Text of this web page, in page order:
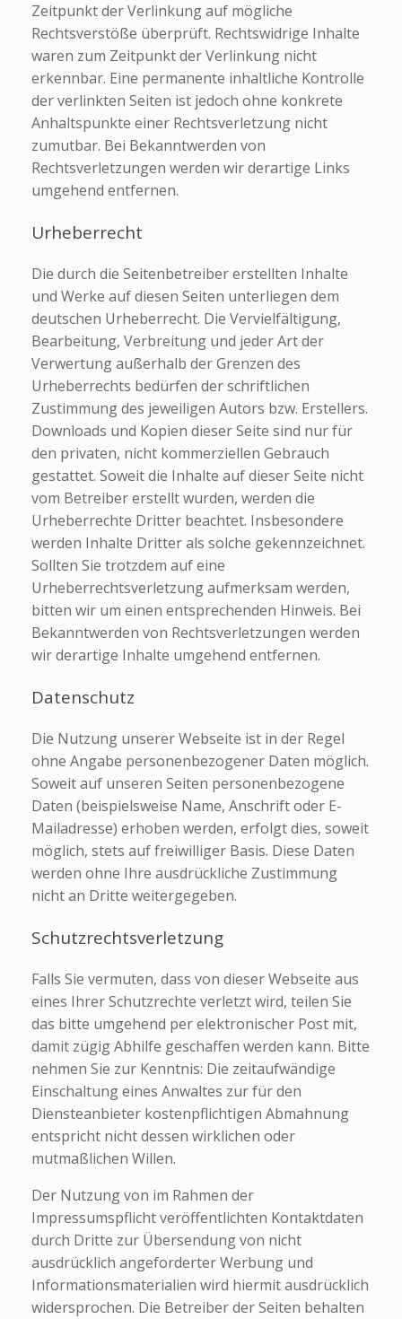
Zeitpunkt der Verlinkung auf mögliche
Rechtsverstöße überprüft. Rechtswidrige Inhalte
waren zum Zeitpunkt der Verlinkung nicht
erkennbar. Eine permanente inhaltliche Kontrolle
der verlinkten Seiten ist jedoch ohne konkrete
Anhaltspunkte einer Rechtsverletzung nicht
zumutbar. Bei Bekanntwerden von
Rechtsverletzungen werden wir derartige Links
umgehend entfernen.
Urheberrecht
Die durch die Seitenbetreiber erstellten Inhalte
und Werke auf diesen Seiten unterliegen dem
deutschen Urheberrecht. Die Vervielfältigung,
Bearbeitung, Verbreitung und jeder Art der
Verwertung außerhalb der Grenzen des
Urheberrechts bedürfen der schriftlichen
Zustimmung des jeweiligen Autors bzw. Erstellers.
Downloads und Kopien dieser Seite sind nur für
den privaten, nicht kommerziellen Gebrauch
gestattet. Soweit die Inhalte auf dieser Seite nicht
vom Betreiber erstellt wurden, werden die
Urheberrechte Dritter beachtet. Insbesondere
werden Inhalte Dritter als solche gekennzeichnet.
Sollten Sie trotzdem auf eine
Urheberrechtsverletzung aufmerksam werden,
bitten wir um einen entsprechenden Hinweis. Bei
Bekanntwerden von Rechtsverletzungen werden
wir derartige Inhalte umgehend entfernen.
Datenschutz
Die Nutzung unserer Webseite ist in der Regel
ohne Angabe personenbezogener Daten möglich.
Soweit auf unseren Seiten personenbezogene
Daten (beispielsweise Name, Anschrift oder E-
Mailadresse) erhoben werden, erfolgt dies, soweit
möglich, stets auf freiwilliger Basis. Diese Daten
werden ohne Ihre ausdrückliche Zustimmung
nicht an Dritte weitergegeben.
Schutzrechtsverletzung
Falls Sie vermuten, dass von dieser Webseite aus
eines Ihrer Schutzrechte verletzt wird, teilen Sie
das bitte umgehend per elektronischer Post mit,
damit zügig Abhilfe geschaffen werden kann. Bitte
nehmen Sie zur Kenntnis: Die zeitaufwändige
Einschaltung eines Anwaltes zur für den
Diensteanbieter kostenpflichtigen Abmahnung
entspricht nicht dessen wirklichen oder
mutmaßlichen Willen.
Der Nutzung von im Rahmen der
Impressumspflicht veröffentlichten Kontaktdaten
durch Dritte zur Übersendung von nicht
ausdrücklich angeforderter Werbung und
Informationsmaterialien wird hiermit ausdrücklich
widersprochen. Die Betreiber der Seiten behalten